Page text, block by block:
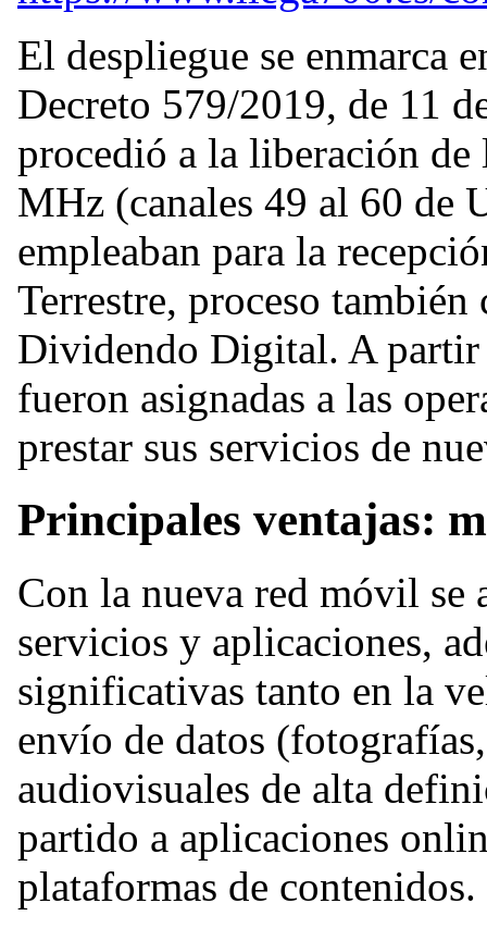
El despliegue se enmarca
Decreto 579/2019, de 11
procedió a la liberación de
MHz (canales 49 al 60 de
empleaban para la
Terrestre, proceso
Dividendo Digital. A partir
fueron asignadas a las
prestar sus servicios de
Principales ventajas:
Con la nueva red móvil se
servicios y aplicaciones,
significativas tanto en la
envío de datos
audiovisuales de alta
partido a aplicaciones
plataformas de contenidos.